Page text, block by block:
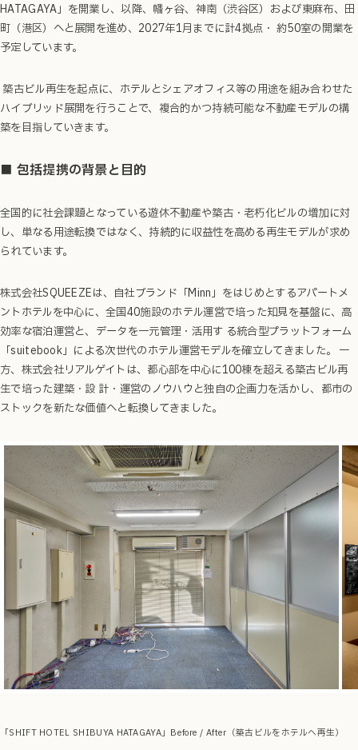
HATAGAYA」を開業し、以降、幡ヶ谷、神南（渋谷区）および東麻布、田
町（港区）へと展開を進め、2027年1月までに計4拠点・ 約50室の開業を
予定しています。
築古ビル再生を起点に、ホテルとシェアオフィス等の用途を組み合わせた
ハイブリッド展開を行うことで、複合的かつ持続可能な不動産モデルの構
築を目指していきます。
■ 包括提携の背景と目的
全国的に社会課題となっている遊休不動産や築古・老朽化ビルの増加に対
し、単なる用途転換ではなく、持続的に収益性を高める再生モデルが求め
られています。
株式会社SQUEEZEは、自社ブランド「Minn」をはじめとするアパートメ
ントホテルを中心に、全国40施設のホテル運営で培った知見を基盤に、高
効率な宿泊運営と、データを一元管理・活用す る統合型プラットフォーム
「suitebook」による次世代のホテル運営モデルを確立してきました。 一
方、株式会社リアルゲイトは、都心部を中心に100棟を超える築古ビル再
生で培った建築・設 計・運営のノウハウと独自の企画力を活かし、都市の
ストックを新たな価値へと転換してきました。
「SHIFT HOTEL SHIBUYA HATAGAYA」Before / After（築古ビルをホテルへ再生）